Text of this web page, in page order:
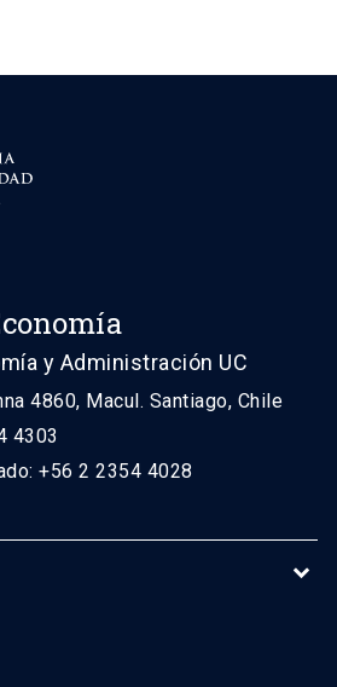
y Administración UC
4860, Macul. Santiago, Chile
4303
+56 2 2354 4028